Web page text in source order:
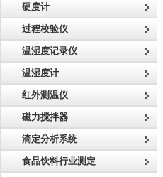
硬度计
过程校验仪
温湿度记录仪
温湿度计
红外测温仪
磁力搅拌器
滴定分析系统
食品饮料行业测定